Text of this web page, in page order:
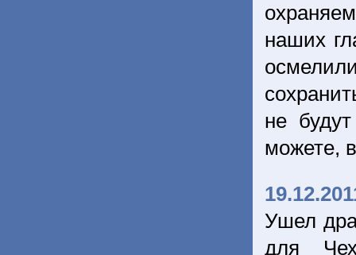
наших
не
можете,
Ушел
для